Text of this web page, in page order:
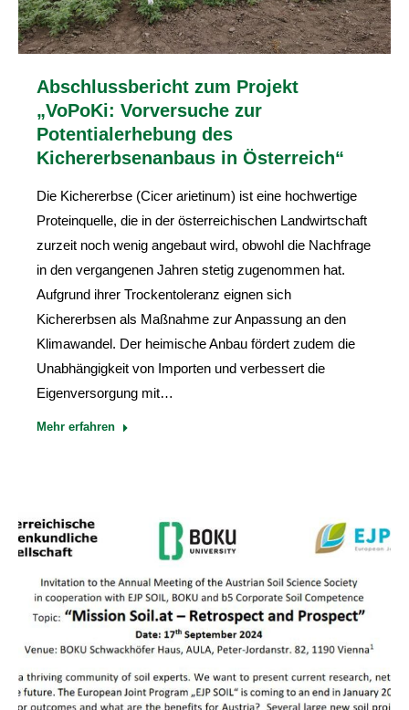
Abschlussbericht zum Projekt
„VoPoKi: Vorversuche zur
Potentialerhebung des
Kichererbsenanbaus in Österreich“
Die Kichererbse (Cicer arietinum) ist eine hochwertige
Proteinquelle, die in der österreichischen Landwirtschaft
zurzeit noch wenig angebaut wird, obwohl die Nachfrage
in den vergangenen Jahren stetig zugenommen hat.
Aufgrund ihrer Trockentoleranz eignen sich
Kichererbsen als Maßnahme zur Anpassung an den
Klimawandel. Der heimische Anbau fördert zudem die
Unabhängigkeit von Importen und verbessert die
Eigenversorgung mit…
Mehr erfahren